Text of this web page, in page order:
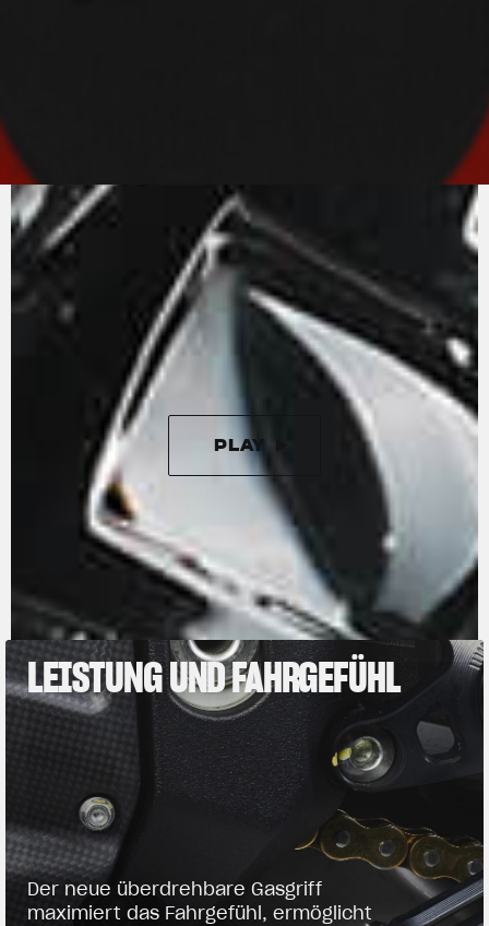
Ein Vierzylinder-Reihenmotor mit Radialventilen
und Titan-Pleueln. Der Motor der Rush ist der
State of the Art in der Motorradtechnik. Der
Vierzylinder-Reihenmotor, der 208 PS bei
13000/min entfaltet, wird durch eine
wunderbare Auspuffanlage mit vier Endrohren,
die den aggressiven und unverwechselbaren
Klang noch verstärken, ergänzt.
PLAY
PAUSE
LEISTUNG UND FAHRGEFÜHL
Der neue überdrehbare Gasgriff
maximiert das Fahrgefühl, ermöglicht